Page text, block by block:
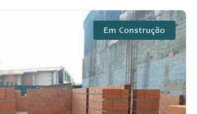
Em Construção